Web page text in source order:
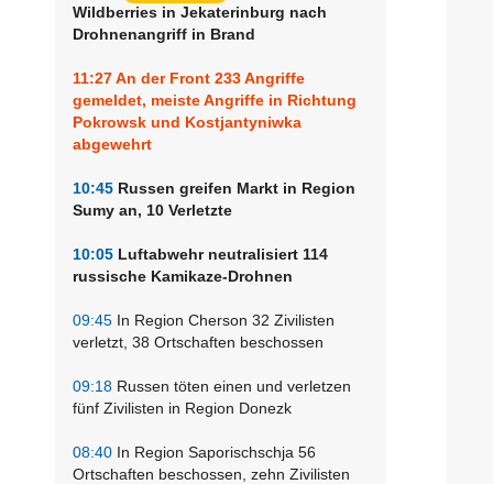
Wildberries in Jekaterinburg nach
Drohnenangriff in Brand
11:27An der Front 233 Angriffe
gemeldet, meiste Angriffe in Richtung
Pokrowsk und Kostjantyniwka
abgewehrt
10:45 Russen greifen Markt in Region
Sumy an, 10 Verletzte
10:05 Luftabwehr neutralisiert 114
russische Kamikaze-Drohnen
09:45 In Region Cherson 32 Zivilisten
verletzt, 38 Ortschaften beschossen
09:18 Russen töten einen und verletzen
fünf Zivilisten in Region Donezk
08:40 In Region Saporischschja 56
Ortschaften beschossen, zehn Zivilisten